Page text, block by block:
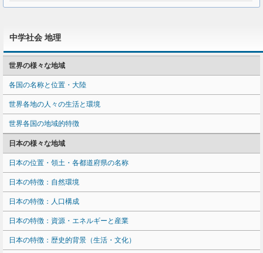
中学社会 地理
世界の様々な地域
各国の名称と位置・大陸
世界各地の人々の生活と環境
世界各国の地域的特徴
日本の様々な地域
日本の位置・領土・各都道府県の名称
日本の特徴：自然環境
日本の特徴：人口構成
日本の特徴：資源・エネルギーと産業
日本の特徴：歴史的背景（生活・文化）